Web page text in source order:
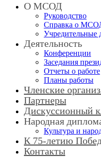
О МСОД
Руководство
Справка о
Учредительные
Деятельность
Конференции
Заседания
Отчеты о работе
Планы работы
Членские
Партнеры
Дискуссионный
Народная
Культура и
К 75-летию
Контакты